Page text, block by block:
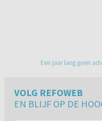
Een jaar lang geen
VOLG REFOWEB
EN BLIJF OP DE